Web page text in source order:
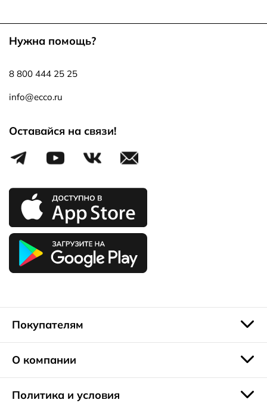
Нужна помощь?
8 800 444 25 25
info@ecco.ru
Оставайся на связи!
Покупателям
О компании
Политика и условия